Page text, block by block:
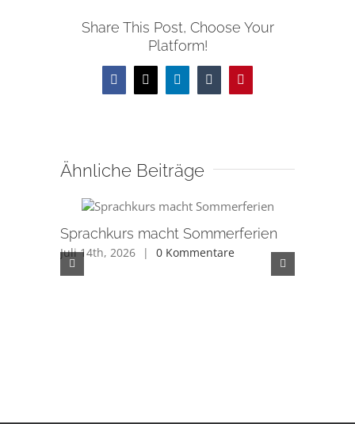
Share This Post, Choose Your
Platform!
Facebook
X LinkedInTumblrPinterest
Ähnliche Beiträge
Sprachkurs macht Sommerferien
Juli 14th, 2026 | 0 Kommentare